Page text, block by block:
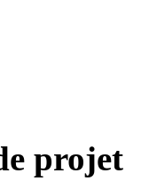
projet